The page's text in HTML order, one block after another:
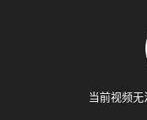
当前视频